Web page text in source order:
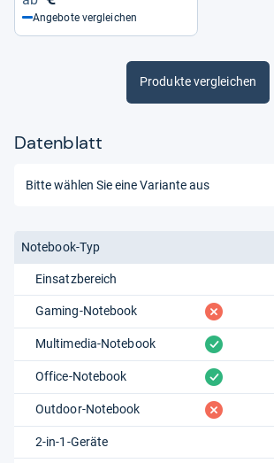
Angebote vergleichen
Produkte vergleichen
Datenblatt
Notebook-Typ
Einsatzbereich
Gaming-Notebook fehlt
Multimedia-Notebook vorhanden
Office-Notebook vorhanden
Outdoor-Notebook fehlt
2-in-1-Geräte